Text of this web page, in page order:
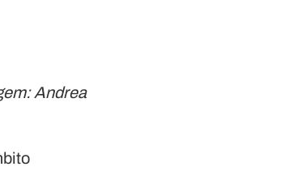
Andrea